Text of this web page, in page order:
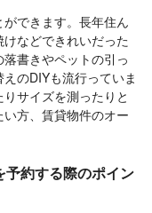
できます。長年住ん
などできれいだった
書きやペットの引っ
のDIYも流行っていま
サイズを測ったりと
方、賃貸物件のオー
予約する際のポイン